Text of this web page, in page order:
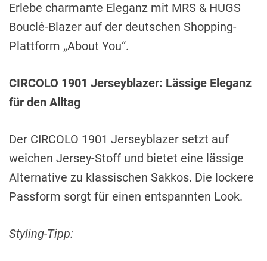
Erlebe charmante Eleganz mit MRS & HUGS
Bouclé-Blazer auf der deutschen Shopping-
Plattform „About You“.
CIRCOLO 1901 Jerseyblazer: Lässige Eleganz
für den Alltag
Der CIRCOLO 1901 Jerseyblazer setzt auf
weichen Jersey-Stoff und bietet eine lässige
Alternative zu klassischen Sakkos. Die lockere
Passform sorgt für einen entspannten Look.
Styling-Tipp: